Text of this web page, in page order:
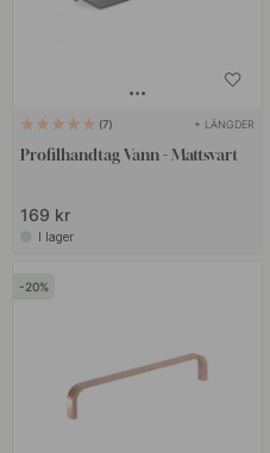
7 + LÄNGDER
Profilhandtag Vann - Mattsvart
169 kr
I lager
20